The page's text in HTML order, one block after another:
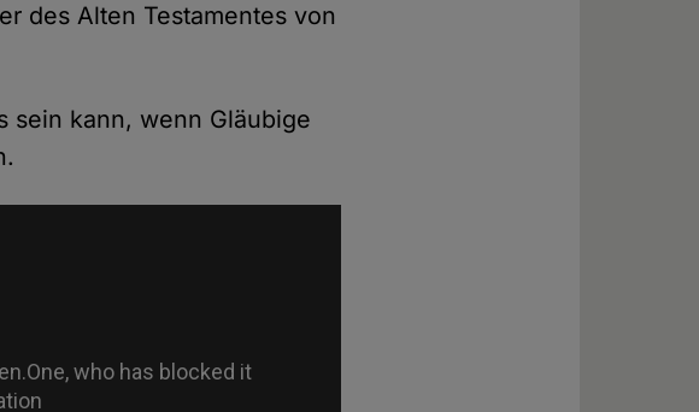
des Alten Testamentes von
sein kann, wenn Gläubige